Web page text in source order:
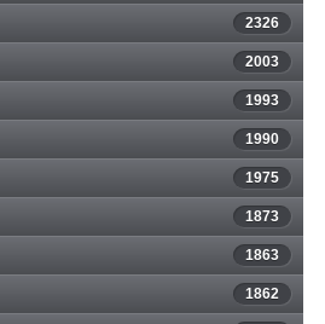
2326
2003
1993
1990
1975
1873
1863
1862